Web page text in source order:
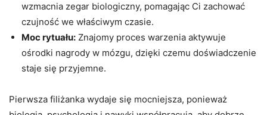
wzmacnia zegar biologiczny, pomagając Ci zachować
czujność we właściwym czasie.
Moc rytuału: Znajomy proces warzenia aktywuje
ośrodki nagrody w mózgu, dzięki czemu doświadczenie
staje się przyjemne.
Pierwsza filiżanka wydaje się mocniejsza, ponieważ